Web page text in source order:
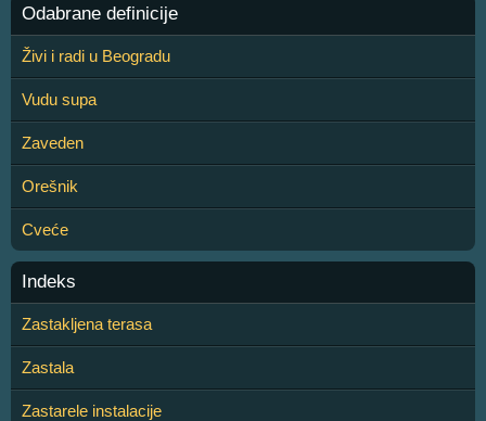
Odabrane definicije
Živi i radi u Beogradu
Vudu supa
Zaveden
Orešnik
Cveće
Indeks
Zastakljena terasa
Zastala
Zastarele instalacije